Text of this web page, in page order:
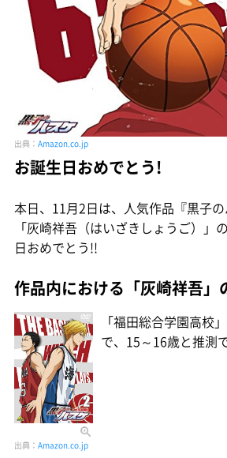
出典： Amazon.co.jp
お誕生日おめでとう!
本日、11月2日は、人気作品『黒子
「灰崎祥吾（はいざきしょうご）」
日おめでとう!!
作品内における「灰崎祥吾」
出典： Amazon.co.jp
「福田総合学園高校
で、15～16歳と推測